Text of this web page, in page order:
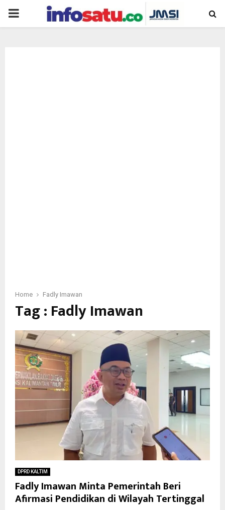
PRIMARY
Home Fadly Imawan
Tag : Fadly Imawan
DPRD KALTIM
Fadly Imawan Minta Pemerintah Beri
Afirmasi Pendidikan di Wilayah Tertinggal